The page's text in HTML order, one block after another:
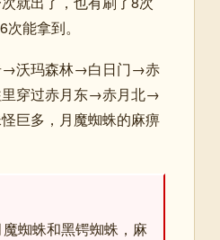
能拿到。
→沃玛森林→白日门→赤
里穿过赤月东→赤月北→
巨多，月魔蜘蛛的麻痹
蜘蛛和黑锷蜘蛛，麻